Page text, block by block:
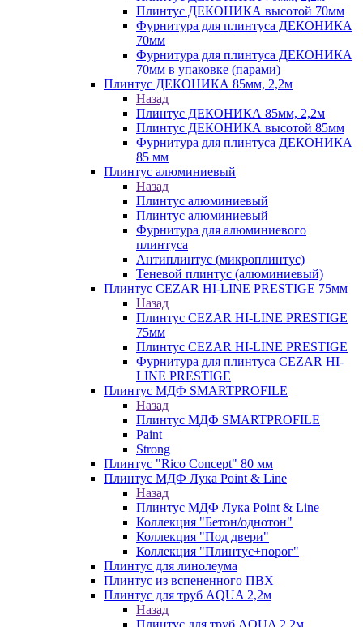
Плинтус ДЕКОНИКА высотой 70мм
Фурнитура для плинтуса ДЕКОНИКА
70мм
Фурнитура для плинтуса ДЕКОНИКА
70мм в упаковке (парами)
Плинтус ДЕКОНИКА 85мм, 2,2м
Назад
Плинтус ДЕКОНИКА 85мм, 2,2м
Плинтус ДЕКОНИКА высотой 85мм
Фурнитура для плинтуса ДЕКОНИКА
85 мм
Плинтус алюминиевый
Назад
Плинтус алюминиевый
Плинтус алюминиевый
Фурнитура для алюминиевого
плинтуса
Антиплинтус (микроплинтус)
Теневой плинтус (алюминиевый)
Плинтус CEZAR HI-LINE PRESTIGE 75мм
Назад
Плинтус CEZAR HI-LINE PRESTIGE
75мм
Плинтус CEZAR HI-LINE PRESTIGE
Фурнитура для плинтуса CEZAR HI-
LINE PRESTIGE
Плинтус МДФ SMARTPROFILE
Назад
Плинтус МДФ SMARTPROFILE
Paint
Strong
Плинтус "Rico Concept" 80 мм
Плинтус МДФ Лука Point & Line
Назад
Плинтус МДФ Лука Point & Line
Коллекция "Бетон/однотон"
Коллекция "Под двери"
Коллекция "Плинтус+порог"
Плинтус для линолеума
Плинтус из вспененного ПВХ
Плинтус для труб AQUA 2,2м
Назад
Плинтус для труб AQUA 2,2м